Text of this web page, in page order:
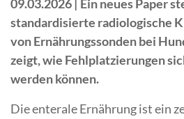
09.03.2026 | Ein neues Paper
standardisierte radiologische
von Ernährungssonden bei
zeigt, wie Fehlplatzierungen
werden können.
Die enterale Ernährung ist ein